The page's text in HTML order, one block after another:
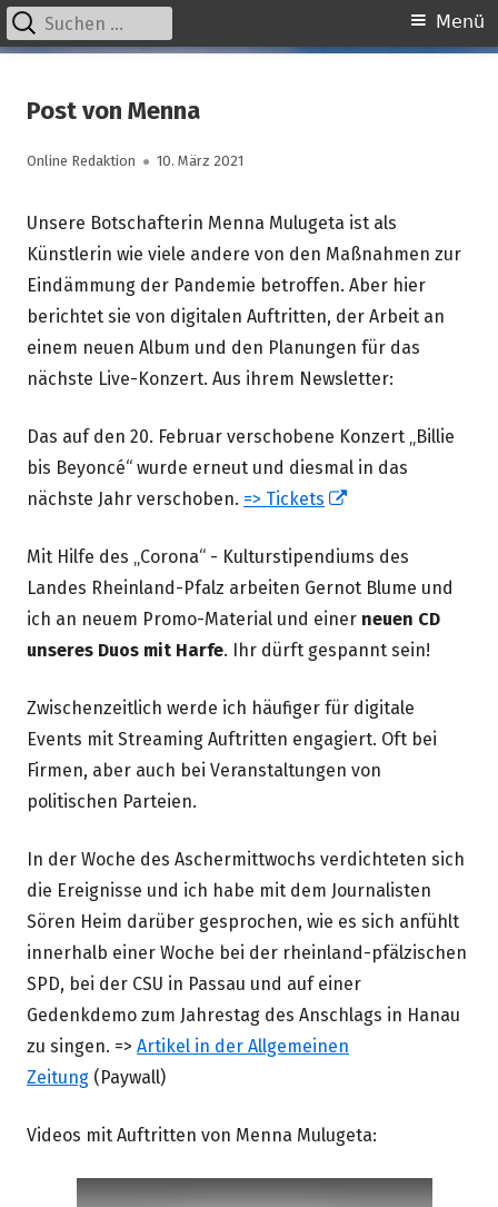
zum
Primäres
Menü
Suchen
nach:
Post von Menna
Autor
Online Redaktion Veröffentlicht
10. März 2021
Unsere Botschafterin Menna Mulugeta ist als
Künstlerin wie viele andere von den Maßnahmen zur
Eindämmung der Pandemie betroffen. Aber hier
berichtet sie von digitalen Auftritten, der Arbeit an
einem neuen Album und den Planungen für das
nächste Live-Konzert. Aus ihrem Newsletter:
Das auf den 20. Februar verschobene Konzert „Billie
bis Beyoncé“ wurde erneut und diesmal in das
nächste Jahr verschoben. => Tickets
Fenster
öffnen
Mit Hilfe des „Corona“ - Kulturstipendiums des
Landes Rheinland-Pfalz arbeiten Gernot Blume und
ich an neuem Promo-Material und einer neuen CD
unseres Duos mit Harfe. Ihr dürft gespannt sein!
Zwischenzeitlich werde ich häufiger für digitale
Events mit Streaming Auftritten engagiert. Oft bei
Firmen, aber auch bei Veranstaltungen von
politischen Parteien.
In der Woche des Aschermittwochs verdichteten sich
die Ereignisse und ich habe mit dem Journalisten
Sören Heim darüber gesprochen, wie es sich anfühlt
innerhalb einer Woche bei der rheinland-pfälzischen
SPD, bei der CSU in Passau und auf einer
Gedenkdemo zum Jahrestag des Anschlags in Hanau
zu singen. => Artikel in der Allgemeinen
Zeitung (Paywall)
Videos mit Auftritten von Menna Mulugeta: